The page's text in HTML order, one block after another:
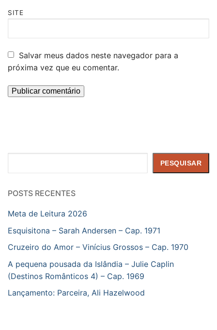
SITE
Salvar meus dados neste navegador para a
próxima vez que eu comentar.
PESQUISAR
POSTS RECENTES
Meta de Leitura 2026
Esquisitona – Sarah Andersen – Cap. 1971
Cruzeiro do Amor – Vinícius Grossos – Cap. 1970
A pequena pousada da Islândia – Julie Caplin
(Destinos Românticos 4) – Cap. 1969
Lançamento: Parceira, Ali Hazelwood